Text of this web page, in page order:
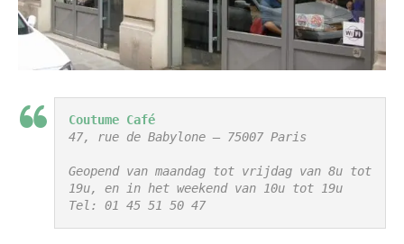
Coutume Café
47, rue de Babylone – 75007 Paris
Geopend van maandag tot vrijdag van 8u tot
19u, en in het weekend van 10u tot 19u
Tel: 01 45 51 50 47